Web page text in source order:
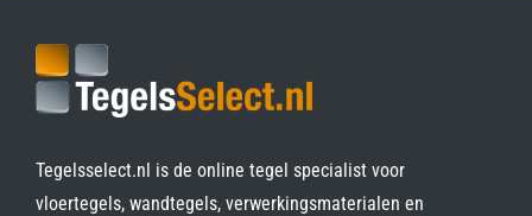
Tegelsselect.nl is de online tegel specialist voor
vloertegels, wandtegels, verwerkingsmaterialen en